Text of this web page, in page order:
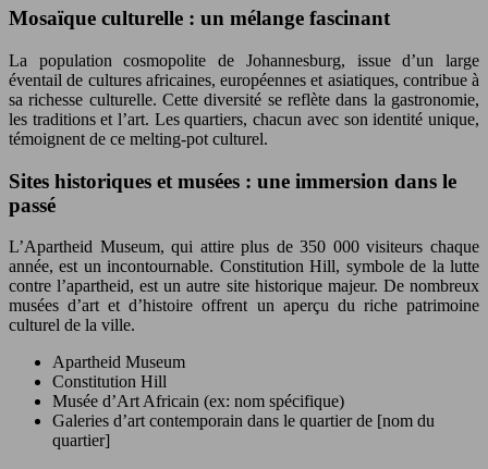
Mosaïque culturelle : un mélange fascinant
La population cosmopolite de Johannesburg, issue d’un large
éventail de cultures africaines, européennes et asiatiques, contribue à
sa richesse culturelle. Cette diversité se reflète dans la gastronomie,
les traditions et l’art. Les quartiers, chacun avec son identité unique,
témoignent de ce melting-pot culturel.
Sites historiques et musées : une immersion dans le
passé
L’Apartheid Museum, qui attire plus de 350 000 visiteurs chaque
année, est un incontournable. Constitution Hill, symbole de la lutte
contre l’apartheid, est un autre site historique majeur. De nombreux
musées d’art et d’histoire offrent un aperçu du riche patrimoine
culturel de la ville.
Apartheid Museum
Constitution Hill
Musée d’Art Africain (ex: nom spécifique)
Galeries d’art contemporain dans le quartier de [nom du
quartier]